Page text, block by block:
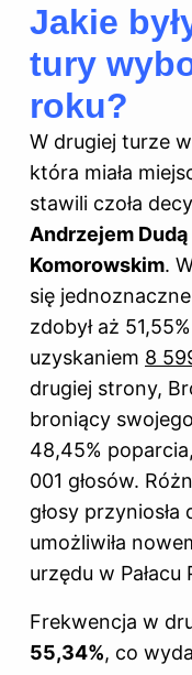
Jakie
tury
roku?
W drugiej turze
która miała
stawili czoła
Andrzejem Dudą
Komorowskim.
się
zdobył aż
uzyskaniem 8
drugiej strony,
broniący
48,45%
001 głosów.
głosy
umożliwiła
urzędu w
Frekwencja w
55,34%, co